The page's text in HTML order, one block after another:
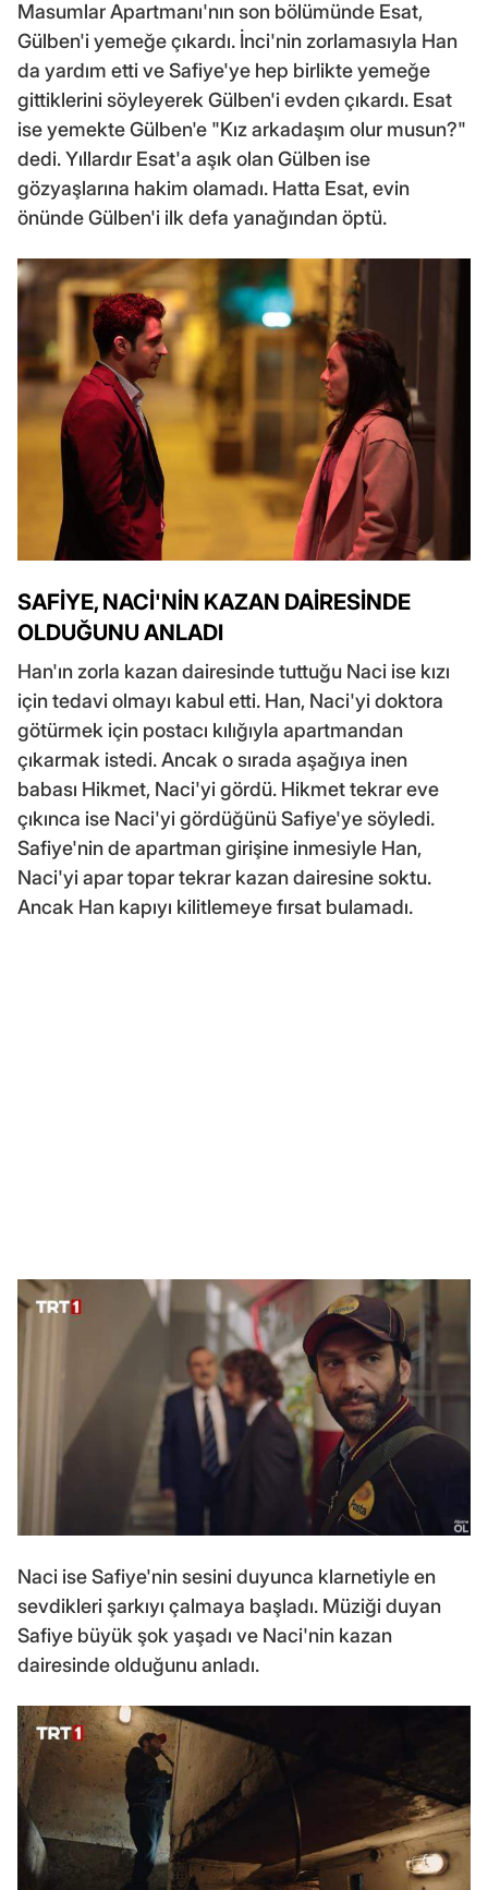
Masumlar Apartmanı'nın son bölümünde Esat,
Gülben'i yemeğe çıkardı. İnci'nin zorlamasıyla Han
da yardım etti ve Safiye'ye hep birlikte yemeğe
gittiklerini söyleyerek Gülben'i evden çıkardı. Esat
ise yemekte Gülben'e "Kız arkadaşım olur musun?"
dedi. Yıllardır Esat'a aşık olan Gülben ise
gözyaşlarına hakim olamadı. Hatta Esat, evin
önünde Gülben'i ilk defa yanağından öptü.
SAFİYE, NACİ'NİN KAZAN DAİRESİNDE
OLDUĞUNU ANLADI
Han'ın zorla kazan dairesinde tuttuğu Naci ise kızı
için tedavi olmayı kabul etti. Han, Naci'yi doktora
götürmek için postacı kılığıyla apartmandan
çıkarmak istedi. Ancak o sırada aşağıya inen
babası Hikmet, Naci'yi gördü. Hikmet tekrar eve
çıkınca ise Naci'yi gördüğünü Safiye'ye söyledi.
Safiye'nin de apartman girişine inmesiyle Han,
Naci'yi apar topar tekrar kazan dairesine soktu.
Ancak Han kapıyı kilitlemeye fırsat bulamadı.
Naci ise Safiye'nin sesini duyunca klarnetiyle en
sevdikleri şarkıyı çalmaya başladı. Müziği duyan
Safiye büyük şok yaşadı ve Naci'nin kazan
dairesinde olduğunu anladı.